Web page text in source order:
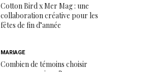
Cotton Bird x Mer Mag : une
collaboration créative pour les
fêtes de fin d’année
MARIAGE
Combien de témoins choisir